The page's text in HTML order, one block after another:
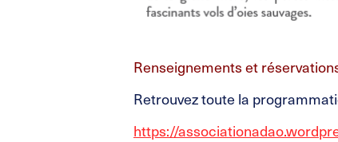
Renseignements et
Retrouvez toute la
https://